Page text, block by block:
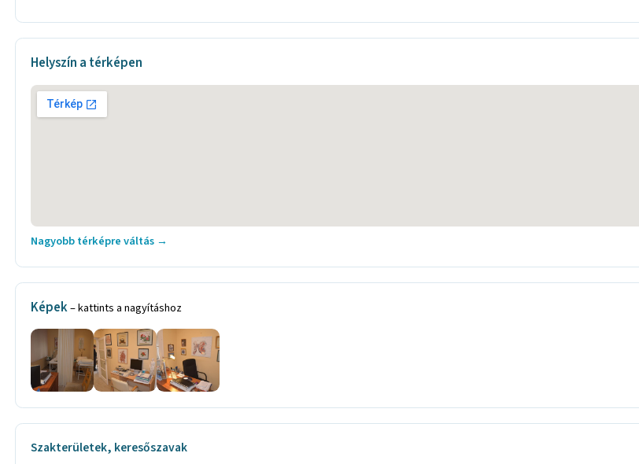
Helyszín a térképen
Nagyobb térképre váltás →
Képek– kattints a nagyításhoz
Szakterületek, keresőszavak